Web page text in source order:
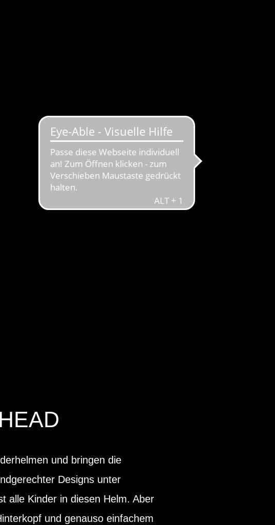
und bringen die
Designs unter
alle Kinder in diesen Helm. Aber
und genauso einfachem